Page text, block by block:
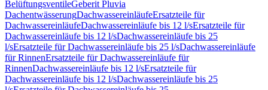
BelüftungsventileGeberit Pluvia
DachentwässerungDachwassereinläufeErsatzteile für
DachwassereinläufeDachwassereinläufe bis 12 l/sErsatzteile für
Dachwassereinläufe bis 12 l/sDachwassereinläufe bis 25
l/sErsatzteile für Dachwassereinläufe bis 25 l/sDachwassereinläufe
für RinnenErsatzteile für Dachwassereinläufe für
RinnenDachwassereinläufe bis 12 l/sErsatzteile für
Dachwassereinläufe bis 12 l/sDachwassereinläufe bis 25